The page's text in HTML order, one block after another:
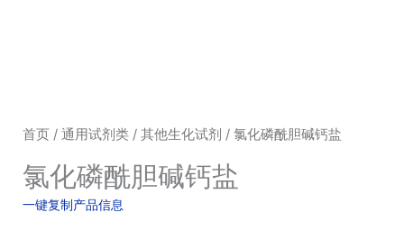
首页/ 通用试剂类/ 其他生化试剂 / 氯化磷酰胆碱钙盐
氯化磷酰胆碱钙盐
一键复制产品信息